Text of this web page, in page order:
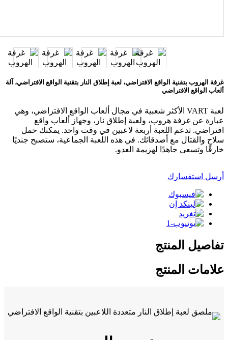
غرفة الهروب بتقنية الواقع الافتراضي، لعبة إطلاق النار بتقنية الواقع الافتراضي، آلة
ألعاب الواقع الافتراضي
لعبة VART الأكثر شعبية في مجال ألعاب الواقع الافتراضي، وهي
عبارة عن غرفة هروب، ولعبة إطلاق نار، وجهاز ألعاب واقع
افتراضي. تدعم اللعبة أربعة لاعبين في وقت واحد. يمكنك حمل
سلاح والقتال مع أصدقائك. في هذه اللعبة الجماعية، ستصبح جنديًا
خارقًا وتسعى جاهدًا لهزيمة العدو.
أرسل استفسارك
تفاصيل المنتج
علامات المنتج